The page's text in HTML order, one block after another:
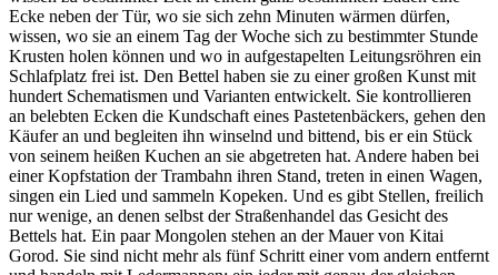
Ecke neben der Tür, wo sie sich zehn Minuten wärmen dürfen,
wissen, wo sie an einem Tag der Woche sich zu bestimmter Stunde
Krusten holen können und wo in aufgestapelten Leitungsröhren ein
Schlafplatz frei ist. Den Bettel haben sie zu einer großen Kunst mit
hundert Schematismen und Varianten entwickelt. Sie kontrollieren
an belebten Ecken die Kundschaft eines Pastetenbäckers, gehen den
Käufer an und begleiten ihn winselnd und bittend, bis er ein Stück
von seinem heißen Kuchen an sie abgetreten hat. Andere haben bei
einer Kopfstation der Trambahn ihren Stand, treten in einen Wagen,
singen ein Lied und sammeln Kopeken. Und es gibt Stellen, freilich
nur wenige, an denen selbst der Straßenhandel das Gesicht des
Bettels hat. Ein paar Mongolen stehen an der Mauer von Kitai
Gorod. Sie sind nicht mehr als fünf Schritt einer vom andern entfernt